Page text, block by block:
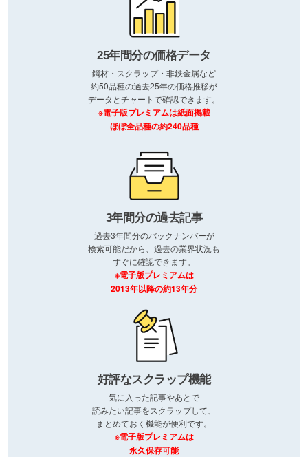
25年間分の価格データ
鋼材・スクラップ・非鉄金属など
約50品種の過去25年の価格推移が
データとチャートで確認できます。
※電子版プレミアムは紙面掲載
ほぼ全品種の約240品種
3年間分の過去記事
過去3年間分のバックナンバーが
検索可能だから、過去の業界状況も
すぐに確認できます。
※電子版プレミアムは
2013年以降の約13年分
好評なスクラップ機能
気に入った記事やあとで
読みたい記事をスクラップして、
まとめておく機能が便利です。
※電子版プレミアムは
永久保存可能